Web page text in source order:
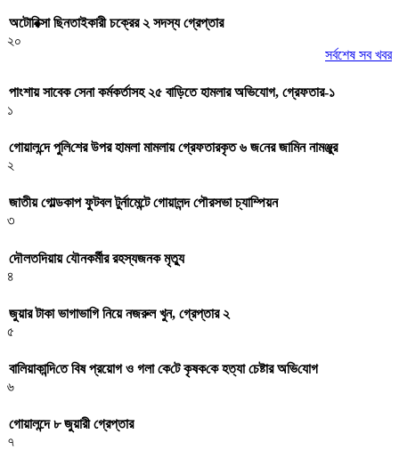
অটোরিক্সা ছিনতাইকারী চক্রের ২ সদস্য গ্রেপ্তার
২০
সর্বশেষ সব খবর
পাংশায় সাবেক সেনা কর্মকর্তাসহ ২৫ বাড়িতে হামলার অভিযোগ, গ্রেফতার-১
১
গোয়াল‌ন্দে পু‌লি‌শের উপর হামলা মামলায় গ্রেফতারকৃত ৬ জ‌নের জা‌মিন নামঞ্জুর
২
জাতীয় গোল্ডকাপ ফুটবল টুর্নামেন্টে গোয়ালন্দ পৌরসভা চ্যাম্পিয়ন
৩
দৌলতদিয়ায় যৌনকর্মীর রহস্যজনক মৃত্যু
৪
জুয়ার টাকা ভাগাভাগি নিয়ে নজরুল খুন, গ্রেপ্তার ২
৫
বা‌লিয়াকা‌ন্দি‌তে বিষ প্রয়োগ ও গলা কে‌টে কৃষক‌কে হত্যা চেষ্টার অ‌ভি‌যোগ
৬
গোয়ালন্দে ৮ জুয়ারী গ্রেপ্তার
৭